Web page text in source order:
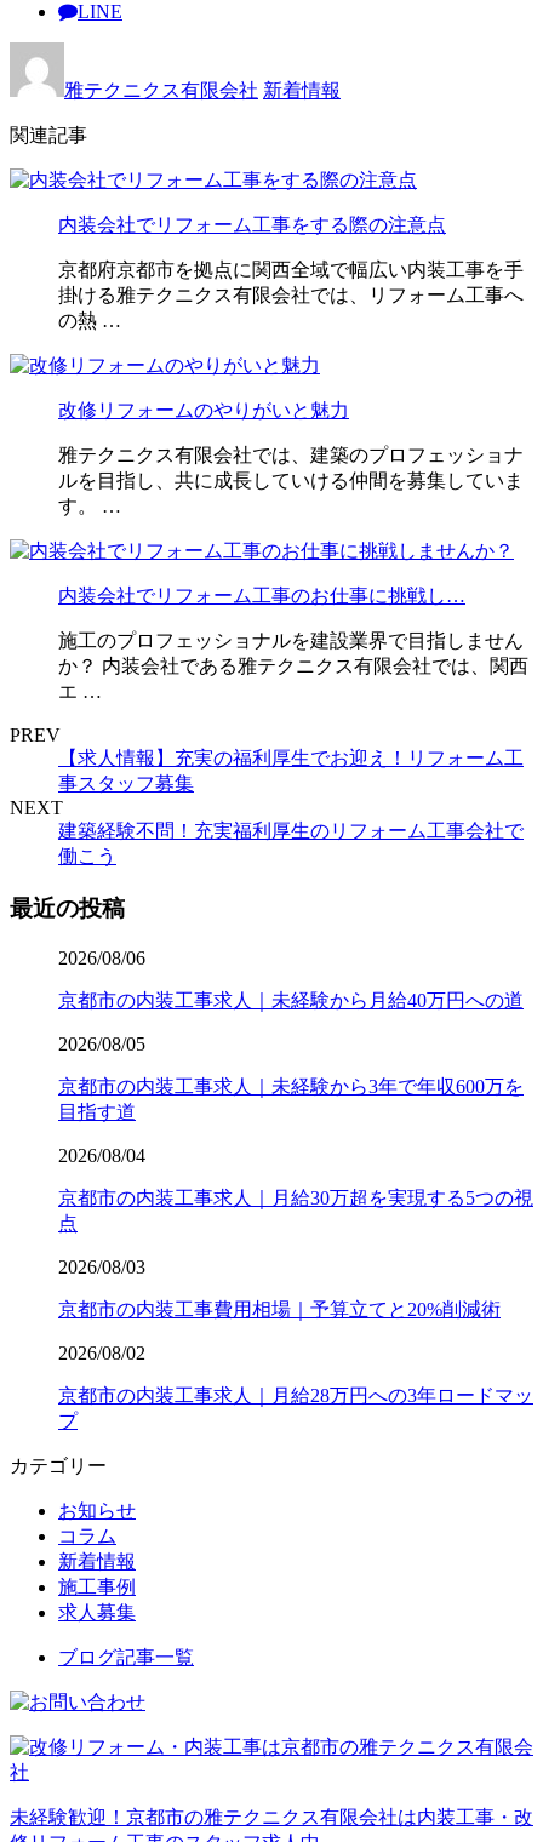
LINE
雅テクニクス有限会社 新着情報
関連記事
内装会社でリフォーム工事をする際の注意点
京都府京都市を拠点に関西全域で幅広い内装工事を手
掛ける雅テクニクス有限会社では、リフォーム工事へ
の熱 …
改修リフォームのやりがいと魅力
雅テクニクス有限会社では、建築のプロフェッショナ
ルを目指し、共に成長していける仲間を募集していま
す。 …
内装会社でリフォーム工事のお仕事に挑戦し…
施工のプロフェッショナルを建設業界で目指しません
か？ 内装会社である雅テクニクス有限会社では、関西
エ …
PREV
【求人情報】充実の福利厚生でお迎え！リフォーム工
事スタッフ募集
NEXT
建築経験不問！充実福利厚生のリフォーム工事会社で
働こう
最近の投稿
2026/08/06
京都市の内装工事求人｜未経験から月給40万円への道
2026/08/05
京都市の内装工事求人｜未経験から3年で年収600万を
目指す道
2026/08/04
京都市の内装工事求人｜月給30万超を実現する5つの視
点
2026/08/03
京都市の内装工事費用相場｜予算立てと20%削減術
2026/08/02
京都市の内装工事求人｜月給28万円への3年ロードマッ
プ
カテゴリー
お知らせ
コラム
新着情報
施工事例
求人募集
ブログ記事一覧
未経験歓迎！京都市の雅テクニクス有限会社は内装工事・改